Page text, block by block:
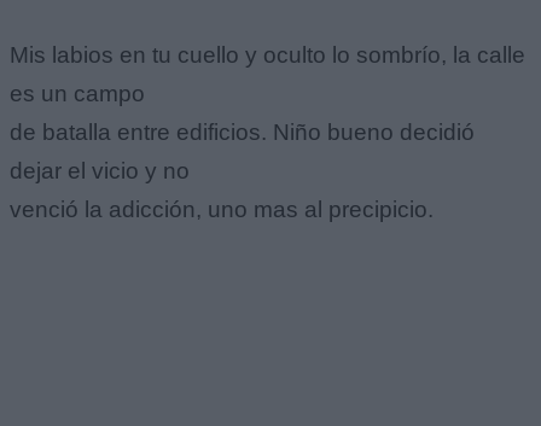
Mis labios en tu cuello y oculto lo sombrío, la calle
es un campo
de batalla entre edificios. Niño bueno decidió
dejar el vicio y no
venció la adicción, uno mas al precipicio.